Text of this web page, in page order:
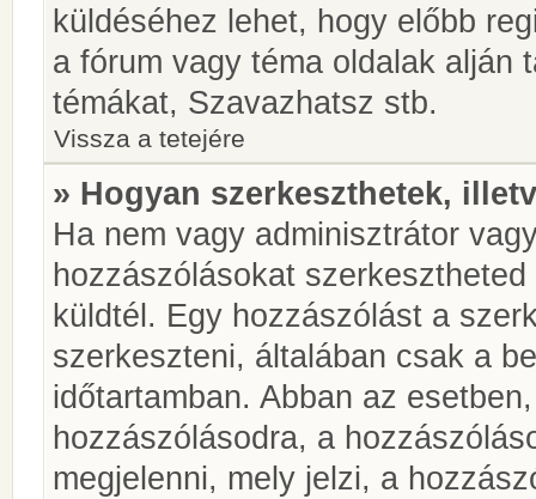
küldéséhez lehet, hogy előbb
a fórum vagy téma oldalak alján
témákat, Szavazhatsz stb.
Vissza a tetejére
» Hogyan szerkeszthetek,
Ha nem vagy adminisztrátor
hozzászólásokat
küldtél. Egy hozzászólást a
szerkeszteni, általában csak a
időtartamban. Abban az
hozzászólásodra, a
megjelenni, mely jelzi, a